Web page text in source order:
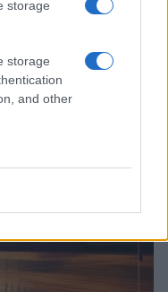
storage
storage
and other